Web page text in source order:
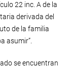
22 inc. A de la
derivada del
de la familia
asumir”.
se encuentran